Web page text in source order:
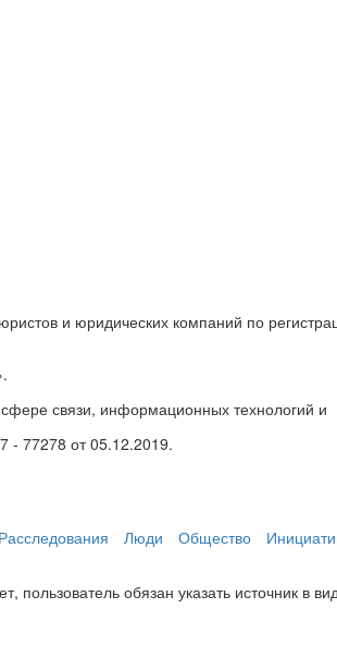
и юридических компаний по
связи, информационных технологий и
- 77278 от 05.12.2019.
Расследования Люди Общество
обязан указать источник в